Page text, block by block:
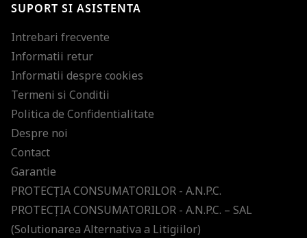
SUPORT SI ASISTENTA
Intrebari frecvente
Informatii retur
Informatii despre cookies
Termeni si Conditii
Politica de Confidentialitate
Despre noi
Contact
Garantie
PROTECŢIA CONSUMATORILOR - A.N.P.C.
PROTECŢIA CONSUMATORILOR - A.N.P.C. – SAL
(Solutionarea Alternativa a Litigiilor)